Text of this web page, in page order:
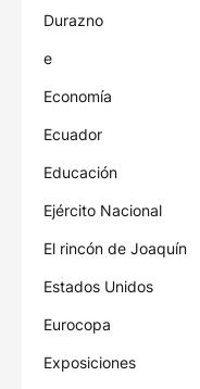
Durazno
e
Economía
Ecuador
Educación
Ejército Nacional
El rincón de Joaquín
Estados Unidos
Eurocopa
Exposiciones